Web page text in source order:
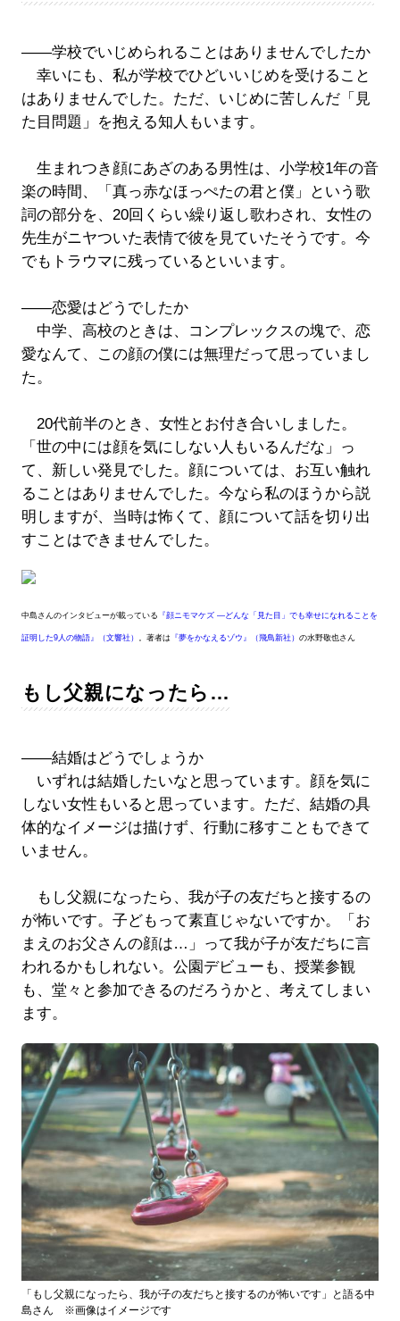
――学校でいじめられることはありませんでしたか
幸いにも、私が学校でひどいいじめを受けること
はありませんでした。ただ、いじめに苦しんだ「見
た目問題」を抱える知人もいます。
生まれつき顔にあざのある男性は、小学校1年の音
楽の時間、「真っ赤なほっぺたの君と僕」という歌
詞の部分を、20回くらい繰り返し歌わされ、女性の
先生がニヤついた表情で彼を見ていたそうです。今
でもトラウマに残っているといいます。
――恋愛はどうでしたか
中学、高校のときは、コンプレックスの塊で、恋
愛なんて、この顔の僕には無理だって思っていまし
た。
20代前半のとき、女性とお付き合いしました。
「世の中には顔を気にしない人もいるんだな」っ
て、新しい発見でした。顔については、お互い触れ
ることはありませんでした。今なら私のほうから説
明しますが、当時は怖くて、顔について話を切り出
すことはできませんでした。
中島さんのインタビューが載っている 『顔ニモマケズ ―どんな「見た目」でも幸せになれることを
証明した9人の物語』（文響社） 。著者は 『夢をかなえるゾウ』（飛鳥新社） の水野敬也さん
もし父親になったら…
――結婚はどうでしょうか
いずれは結婚したいなと思っています。顔を気に
しない女性もいると思っています。ただ、結婚の具
体的なイメージは描けず、行動に移すこともできて
いません。
もし父親になったら、我が子の友だちと接するの
が怖いです。子どもって素直じゃないですか。「お
まえのお父さんの顔は…」って我が子が友だちに言
われるかもしれない。公園デビューも、授業参観
も、堂々と参加できるのだろうかと、考えてしまい
ます。
「もし父親になったら、我が子の友だちと接するのが怖いです」と語る中
島さん ※画像はイメージです